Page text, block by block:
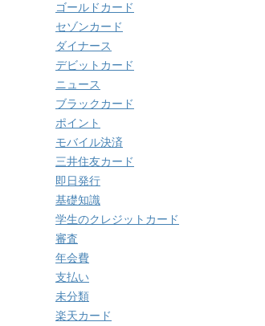
ゴールドカード
セゾンカード
ダイナース
デビットカード
ニュース
ブラックカード
ポイント
モバイル決済
三井住友カード
即日発行
基礎知識
学生のクレジットカード
審査
年会費
支払い
未分類
楽天カード